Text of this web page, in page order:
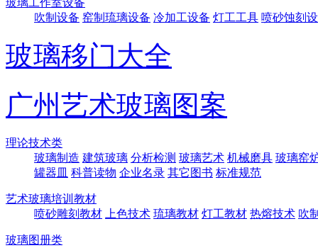
玻璃工作室设备
吹制设备 窑制琉璃设备 冷加工设备 灯工工具 喷砂蚀刻
玻璃移门大全
广州艺术玻璃图案
理论技术类
玻璃制造 建筑玻璃 分析检测 玻璃艺术 机械磨具 玻璃窑
罐器皿 科普读物 企业名录 其它图书 标准规范
艺术玻璃培训教材
喷砂雕刻教材
上色技术 琉璃教材 灯工教材 热熔技术 吹
玻璃图册类